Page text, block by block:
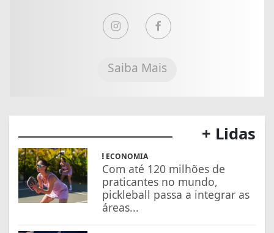
Saiba Mais
+ Lidas
ECONOMIA
Com até 120 milhões de
praticantes no mundo,
pickleball passa a integrar as
áreas...